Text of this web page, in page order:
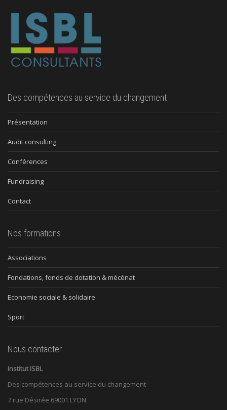
Des compétences au service du changement
Présentation
Audit consulting
Conférences
Fundraising
Contact
Nos formations
Associations
Fondations, fonds de dotation & mécénat
Economie sociale & solidaire
Sport
Nous contacter
Institut ISBL
Des compétences au service du changement
7 rue Désirée 69001 LYON